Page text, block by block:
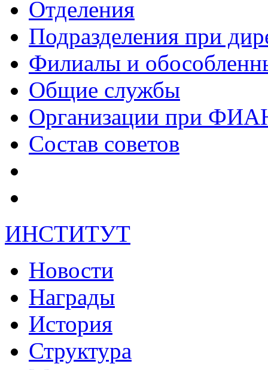
Отделения
Подразделения при
Филиалы и
Общие службы
Организации при
Состав советов
ИНСТИТУТ
Новости
Награды
История
Структура